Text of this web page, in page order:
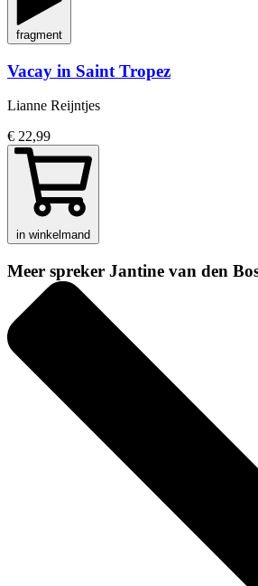
fragment
Vacay in Saint Tropez
Lianne Reijntjes
€ 22,99
in winkelmand
Meer spreker Jantine van den